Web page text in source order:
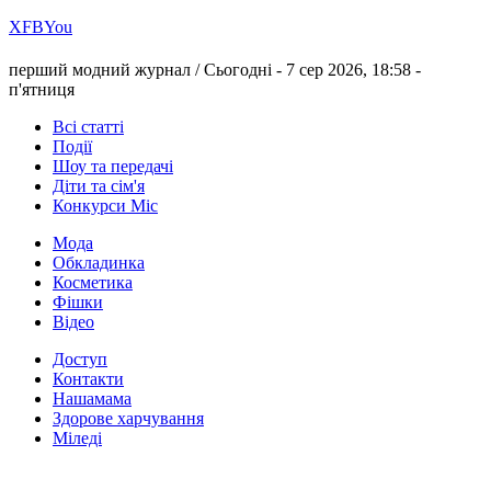
ХFBYou
перший модний журнал /Сьогодні - 7 сер 2026, 18:58 -
п'ятниця
Всі статті
Події
Шоу та передачі
Діти та сім'я
Конкурси Міс
Мода
Обкладинка
Косметика
Фішки
Відео
Доступ
Контакти
Нашамама
Здорове харчування
Міледі